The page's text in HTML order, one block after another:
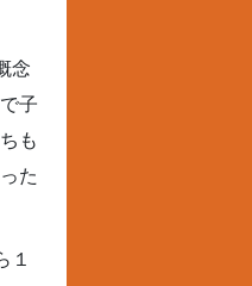
念
子
も
た
１